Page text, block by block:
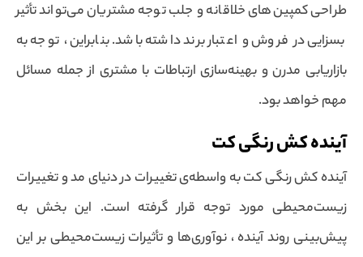
طراحی کمپین‌های خلاقانه و جلب توجه مشتریان می‌تواند تأثیر
بسزایی در فروش و اعتبار برند داشته باشد. بنابراین ، توجه به
بازاریابی مدرن و بهینه‌سازی ارتباطات با مشتری از جمله مسائل
مهم خواهد بود.
آینده کش رنگی کت
آینده کش رنگی کت به واسطه‌ی تغییرات در دنیای مد و تغییرات
زیست‌محیطی مورد توجه قرار گرفته است. این بخش به
پیش‌بینی روند آینده ، نوآوری‌ها و تأثیرات زیست‌محیطی بر این